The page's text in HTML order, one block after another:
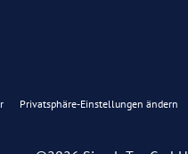
Privatsphäre-Einstellungen ändern